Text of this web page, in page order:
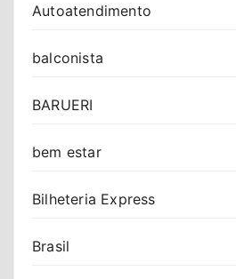
Autoatendimento
balconista
BARUERI
bem estar
Bilheteria Express
Brasil